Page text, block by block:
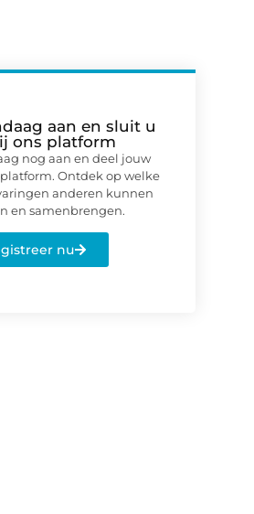
aan en sluit u
ons platform
nog aan en deel jouw
Ontdek op welke
anderen kunnen
en samenbrengen.
nu